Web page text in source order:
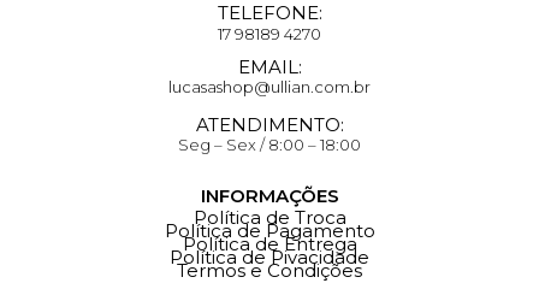
TELEFONE:
17 98189 4270
EMAIL:
lucasashop@ullian.com.br
ATENDIMENTO:
Seg – Sex / 8:00 – 18:00
INFORMAÇÕES
Política de Troca
Política de Pagamento
Política de Entrega
Política de Pivacidade
Termos e Condições